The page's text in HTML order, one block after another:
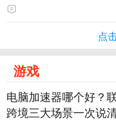
点
游戏
电脑加速器哪个好？
跨境三大场景一次说